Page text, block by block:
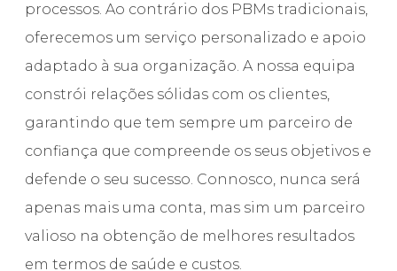
processos. Ao contrário dos PBMs tradicionais,
oferecemos um serviço personalizado e apoio
adaptado à sua organização. A nossa equipa
constrói relações sólidas com os clientes,
garantindo que tem sempre um parceiro de
confiança que compreende os seus objetivos e
defende o seu sucesso. Connosco, nunca será
apenas mais uma conta, mas sim um parceiro
valioso na obtenção de melhores resultados
em termos de saúde e custos.